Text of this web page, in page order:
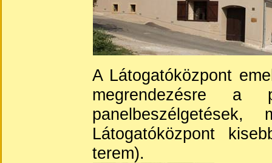
A Látogatóközpont
megrendezésre
Látogatóközpont
terem).